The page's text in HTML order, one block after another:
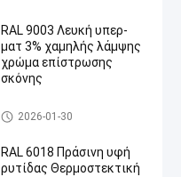
RAL 9003 Λευκή υπερ-
ματ 3% χαμηλής λάμψης
χρώμα επίστρωσης
σκόνης
Θερμοστεκτική επίστρωση
σκόνης
2026-01-30
RAL 6018 Πράσινη υφή
ρυτίδας Θερμοστεκτική